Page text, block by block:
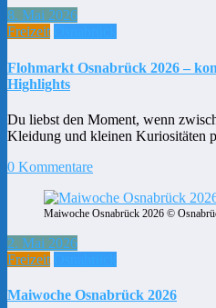
8. Mai 2026
Freizeit
Flohmarkt Osnabrück 2026 –
Highlights
Du liebst den Moment, wenn
Kleidung und kleinen Kuriositäten
0 Kommentare
Maiwoche Osnabrück 2026 ©
2. Mai 2026
Freizeit
Maiwoche Osnabrück 2026